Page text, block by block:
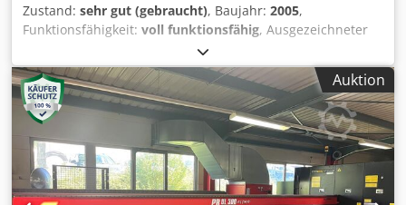
Zustand: sehr gut (gebraucht), Baujahr: 2005,
Funktionsfähigkeit: voll funktionsfähig, Ausgezeichneter
Zustand. Keine starke Beanspruchung. Credpfxezc Ruco
Amzjf
Auktion